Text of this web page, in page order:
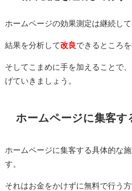
ホームページの効果測定は継続して
結果を分析して改良できるところ
そしてこまめに手を加えることで
げていきましょう。
ホームページに集客す
ホームページに集客する具体的な
す。
それはお金をかけずに無料で行う